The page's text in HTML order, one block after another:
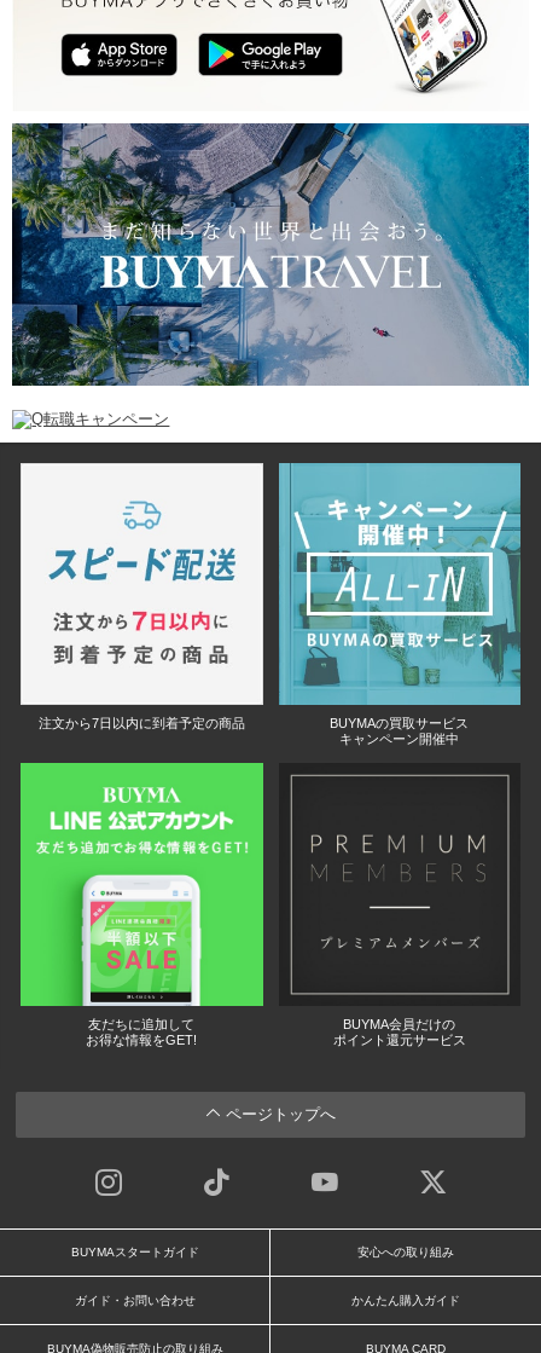
注文から7日以内に到着予定の商品
BUYMAの買取サービス
キャンペーン開催中
友だちに追加して
お得な情報をGET!
BUYMA会員だけの
ポイント還元サービス
ページトップへ
BUYMAスタートガイド 安心への取り組み
ガイド・お問い合わせ かんたん購入ガイド
BUYMA偽物販売防止の取り組み BUYMA CARD